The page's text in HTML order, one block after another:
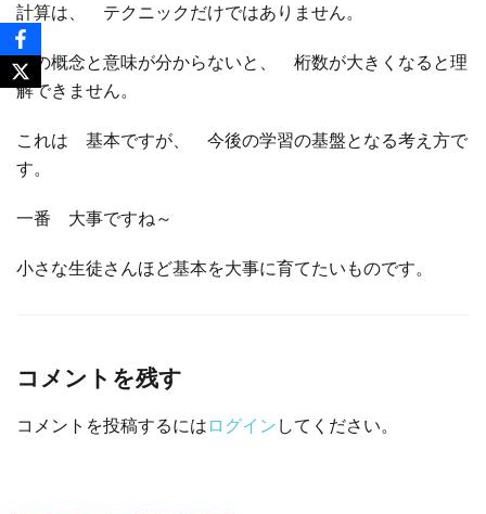
計算は、 テクニックだけではありません。
数の概念と意味が分からないと、 桁数が大きくなると理
解できません。
これは 基本ですが、 今後の学習の基盤となる考え方で
す。
一番 大事ですね～
小さな生徒さんほど基本を大事に育てたいものです。
コメントを残す
コメントを投稿するには ログイン してください。